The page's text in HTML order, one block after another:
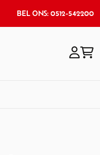
BEL ONS: 0512-542200